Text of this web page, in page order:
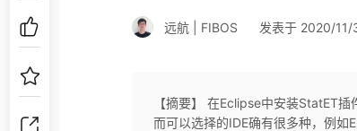
远航 | FIBOS 发表于 2020/
【摘要】 在Eclipse中安装StatET
而可以选择的IDE确有很多种，例